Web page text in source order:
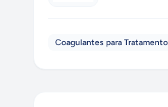
Coagulantes para